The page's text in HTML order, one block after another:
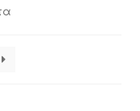
Sorted